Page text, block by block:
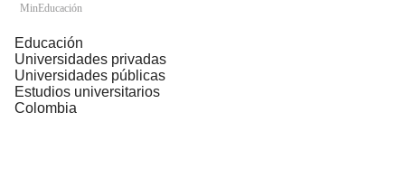
MinEducación
Educación
Universidades privadas
Universidades públicas
Estudios universitarios
Colombia